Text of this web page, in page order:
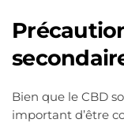
Bien que le CBD
important d’être